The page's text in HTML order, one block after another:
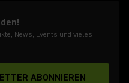
News, Events und vieles
ABONNIEREN